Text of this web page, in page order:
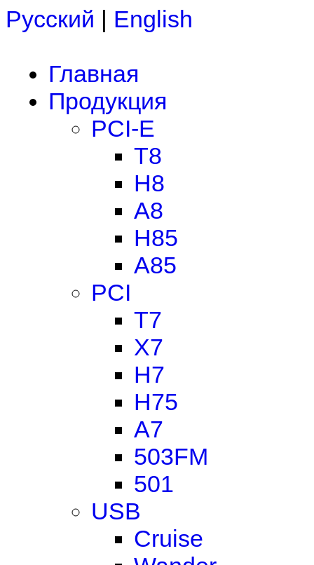
Русский | English
Главная
Продукция
PCI-E
T8
H8
A8
H85
A85
PCI
T7
X7
H7
H75
A7
503FM
501
USB
Cruise